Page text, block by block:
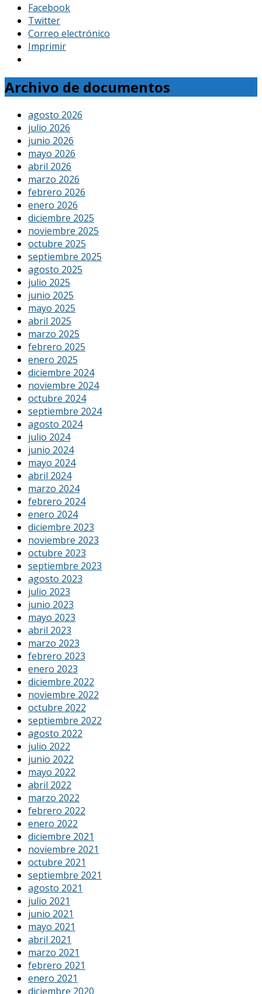
Facebook
Twitter
Correo electrónico
Imprimir
Archivo de documentos
agosto 2026
julio 2026
junio 2026
mayo 2026
abril 2026
marzo 2026
febrero 2026
enero 2026
diciembre 2025
noviembre 2025
octubre 2025
septiembre 2025
agosto 2025
julio 2025
junio 2025
mayo 2025
abril 2025
marzo 2025
febrero 2025
enero 2025
diciembre 2024
noviembre 2024
octubre 2024
septiembre 2024
agosto 2024
julio 2024
junio 2024
mayo 2024
abril 2024
marzo 2024
febrero 2024
enero 2024
diciembre 2023
noviembre 2023
octubre 2023
septiembre 2023
agosto 2023
julio 2023
junio 2023
mayo 2023
abril 2023
marzo 2023
febrero 2023
enero 2023
diciembre 2022
noviembre 2022
octubre 2022
septiembre 2022
agosto 2022
julio 2022
junio 2022
mayo 2022
abril 2022
marzo 2022
febrero 2022
enero 2022
diciembre 2021
noviembre 2021
octubre 2021
septiembre 2021
agosto 2021
julio 2021
junio 2021
mayo 2021
abril 2021
marzo 2021
febrero 2021
enero 2021
diciembre 2020